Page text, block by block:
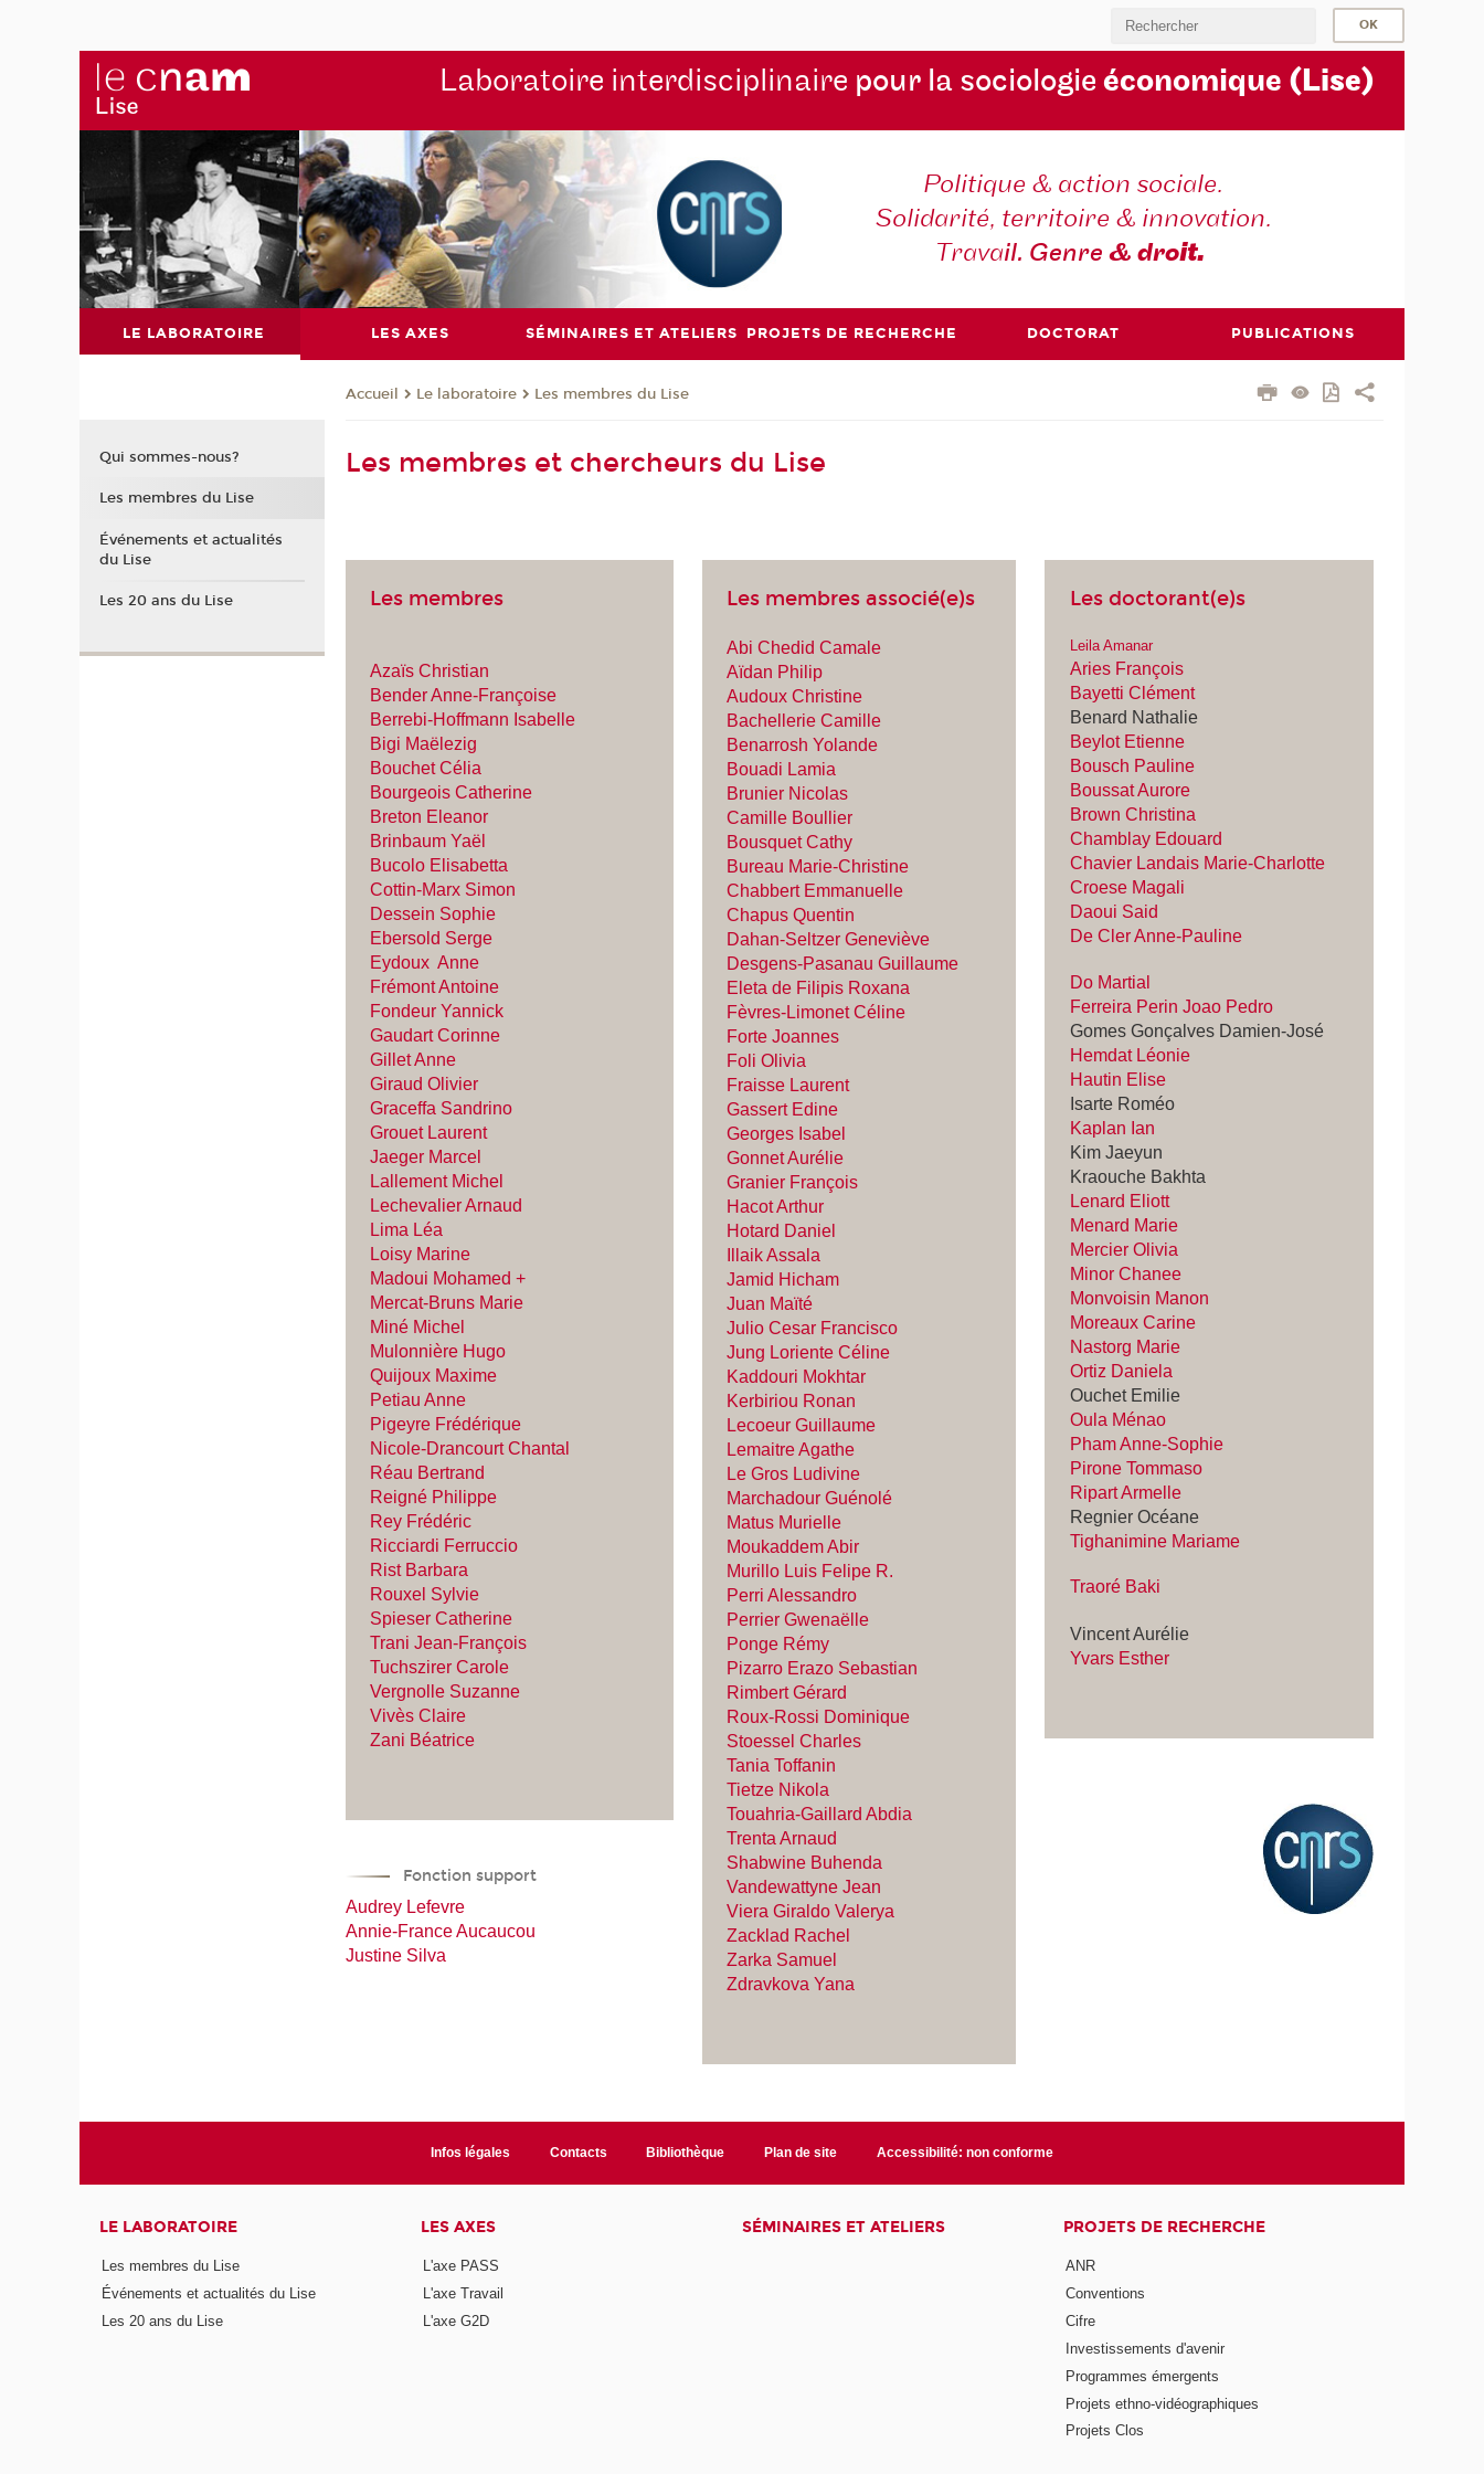
Laboratoire interdisciplinaire pour la sociologie économique (Lise)
Politique & action sociale.
Solidarité, territoire & innovation.
Travail. Genre & droit.
LE LABORATOIRE LES AXES SÉMINAIRES ET ATELIERS PROJETS DE RECHERCHE DOCTORAT PUBLICATIONS
Accueil Le laboratoire Les membres du Lise
Les membres et chercheurs du Lise
Les membres
Azaïs Christian
Bender Anne-Françoise
Berrebi-Hoffmann Isabelle
Bigi Maëlezig
Bouchet Célia
Bourgeois Catherine
Breton Eleanor
Brinbaum Yaël
Bucolo Elisabetta
Cottin-Marx Simon
Dessein Sophie
Ebersold Serge
Eydoux Anne
Frémont Antoine
Fondeur Yannick
Gaudart Corinne
Gillet Anne
Giraud Olivier
Graceffa Sandrino
Grouet Laurent
Jaeger Marcel
Lallement Michel
Lechevalier Arnaud
Lima Léa
Loisy Marine
Madoui Mohamed +
Mercat-Bruns Marie
Miné Michel
Mulonnière Hugo
Quijoux Maxime
Petiau Anne
Pigeyre Frédérique
Nicole-Drancourt Chantal
Réau Bertrand
Reigné Philippe
Rey Frédéric
Ricciardi Ferruccio
Rist Barbara
Rouxel Sylvie
Spieser Catherine
Trani Jean-François
Tuchszirer Carole
Vergnolle Suzanne
Vivès Claire
Zani Béatrice
Fonction support
Audrey Lefevre
Annie-France Aucaucou
Justine Silva
Les membres associé(e)s
Abi Chedid Camale
Aïdan Philip
Audoux Christine
Bachellerie Camille
Benarrosh Yolande
Bouadi Lamia
Brunier Nicolas
Camille Boullier
Bousquet Cathy
Bureau Marie-Christine
Chabbert Emmanuelle
Chapus Quentin
Dahan-Seltzer Geneviève
Desgens-Pasanau Guillaume
Eleta de Filipis Roxana
Fèvres-Limonet Céline
Forte Joannes
Foli Olivia
Fraisse Laurent
Gassert Edine
Georges Isabel
Gonnet Aurélie
Granier François
Hacot Arthur
Hotard Daniel
Illaik Assala
Jamid Hicham
Juan Maïté
Julio Cesar Francisco
Jung Loriente Céline
Kaddouri Mokhtar
Kerbiriou Ronan
Lecoeur Guillaume
Lemaitre Agathe
Le Gros Ludivine
Marchadour Guénolé
Matus Murielle
Moukaddem Abir
Murillo Luis Felipe R.
Perri Alessandro
Perrier Gwenaëlle
Ponge Rémy
Pizarro Erazo Sebastian
Rimbert Gérard
Roux-Rossi Dominique
Stoessel Charles
Tania Toffanin
Tietze Nikola
Touahria-Gaillard Abdia
Trenta Arnaud
Shabwine Buhenda
Vandewattyne Jean
Viera Giraldo Valerya
Zacklad Rachel
Zarka Samuel
Zdravkova Yana
Les doctorant(e)s
Leila Amanar
Aries François
Bayetti Clément
Benard Nathalie
Beylot Etienne
Bousch Pauline
Boussat Aurore
Brown Christina
Chamblay Edouard
Chavier Landais Marie-Charlotte
Croese Magali
Daoui Said
De Cler Anne-Pauline
Do Martial
Ferreira Perin Joao Pedro
Gomes Gonçalves Damien-José
Hemdat Léonie
Hautin Elise
Isarte Roméo
Kaplan Ian
Kim Jaeyun
Kraouche Bakhta
Lenard Eliott
Menard Marie
Mercier Olivia
Minor Chanee
Monvoisin Manon
Moreaux Carine
Nastorg Marie
Ortiz Daniela
Ouchet Emilie
Oula Ménao
Pham Anne-Sophie
Pirone Tommaso
Ripart Armelle
Regnier Océane
Tighanimine Mariame
Traoré Baki
Vincent Aurélie
Yvars Esther
Qui sommes-nous?
Les membres du Lise
Événements et actualités
du Lise
Les 20 ans du Lise
Infos légales Contacts Bibliothèque Plan de site Accessibilité: non conforme
LE LABORATOIRE
Les membres du Lise
Événements et actualités du Lise
Les 20 ans du Lise
LES AXES
L'axe PASS
L'axe Travail
L'axe G2D
SÉMINAIRES ET ATELIERS PROJETS DE RECHERCHE
ANR
Conventions
Cifre
Investissements d'avenir
Programmes émergents
Projets ethno-vidéographiques
Projets Clos